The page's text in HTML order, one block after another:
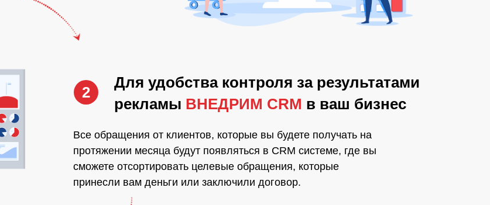
Все обращения от клиентов, которые вы будете получать на
протяжении месяца будут появляться в CRM системе, где вы
сможете отсортировать целевые обращения, которые
принесли вам деньги или заключили договор.
Для удобства контроля за результатами
рекламы ВНЕДРИМ CRM в ваш бизнес
2